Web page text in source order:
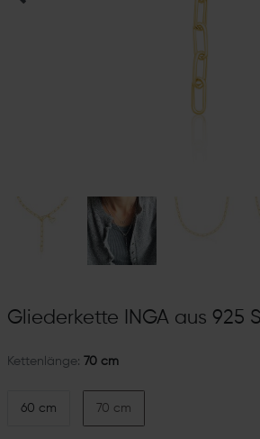
Gliederkette INGA aus 925
Kettenlänge: 70 cm
60 cm 70 cm